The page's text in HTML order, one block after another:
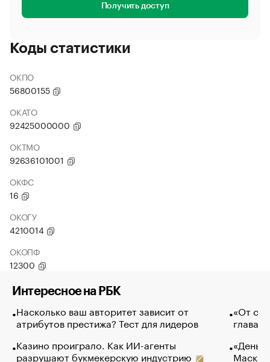
Получить доступ
Коды статистики
ОКПО
56800155
ОКАТО
92425000000
ОКТМО
92636101001
ОКФС
16
ОКОГУ
4210014
ОКОПФ
12300
Интересное на РБК
Насколько ваш авторитет зависит от
атрибутов престижа? Тест для лидеров
Казино проиграло. Как ИИ-агенты
разрушают букмекерскую индустрию
«От
глава
Маск в